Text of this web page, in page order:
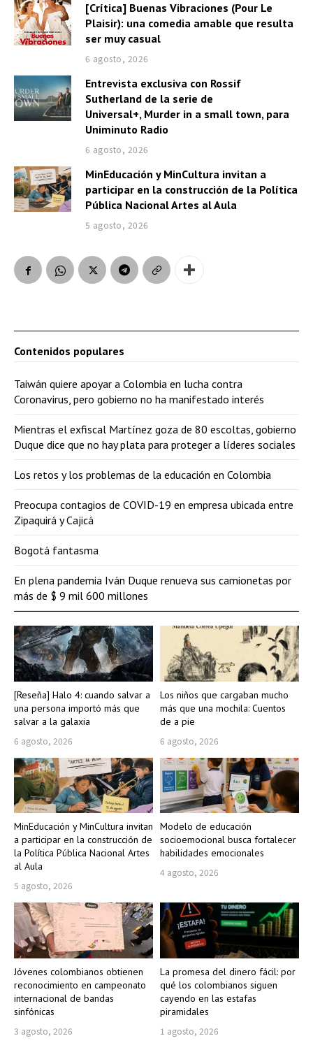
[Crítica] Buenas Vibraciones (Pour Le
Plaisir): una comedia amable que resulta
ser muy casual
6 agosto, 2026
Entrevista exclusiva con Rossif
Sutherland de la serie de
Universal+, Murder in a small town, para
Uniminuto Radio
6 agosto, 2026
MinEducación y MinCultura invitan a
participar en la construcción de la Política
Pública Nacional Artes al Aula
5 agosto, 2026
[Reseña] Halo 4: cuando salvar a
una persona importó más que
salvar a la galaxia
6 agosto, 2026
Los niños que cargaban mucho
más que una mochila: Cuentos
de a pie
6 agosto, 2026
MinEducación y MinCultura invitan
a participar en la construcción de
la Política Pública Nacional Artes
al Aula
5 agosto, 2026
Modelo de educación
socioemocional busca fortalecer
habilidades emocionales
4 agosto, 2026
Jóvenes colombianos obtienen
reconocimiento en campeonato
internacional de bandas
sinfónicas
3 agosto, 2026
La promesa del dinero fácil: por
qué los colombianos siguen
cayendo en las estafas
piramidales
1 agosto, 2026
Contenidos populares
Taiwán quiere apoyar a Colombia en lucha contra
Coronavirus, pero gobierno no ha manifestado interés
Mientras el exfiscal Martínez goza de 80 escoltas, gobierno
Duque dice que no hay plata para proteger a líderes sociales
Los retos y los problemas de la educación en Colombia
Preocupa contagios de COVID-19 en empresa ubicada entre
Zipaquirá y Cajicá
Bogotá fantasma
En plena pandemia Iván Duque renueva sus camionetas por
más de $ 9 mil 600 millones